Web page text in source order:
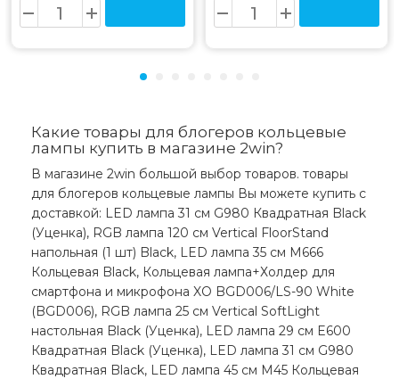
Какие товары для блогеров кольцевые
лампы купить в магазине 2win?
В магазине 2win большой выбор товаров. товары
для блогеров кольцевые лампы Вы можете купить с
доставкой: LED лампа 31 см G980 Квадратная Black
(Уценка), RGB лампа 120 см Vertical FloorStand
напольная (1 шт) Black, LED лампа 35 см M666
Кольцевая Black, Кольцевая лампа+Холдер для
смартфона и микрофона XO BGD006/LS-90 White
(BGD006), RGB лампа 25 см Vertical SoftLight
настольная Black (Уценка), LED лампа 29 см E600
Квадратная Black (Уценка), LED лампа 31 см G980
Квадратная Black, LED лампа 45 см M45 Кольцевая